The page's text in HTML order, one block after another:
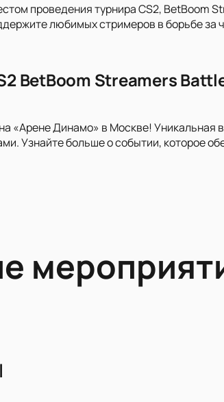
проведения турнира CS2, BetBoom
любимых стримеров в борьбе за
BetBoom Streamers
«Арене Динамо» в Москве! Уникальная
Узнайте больше о событии, которое